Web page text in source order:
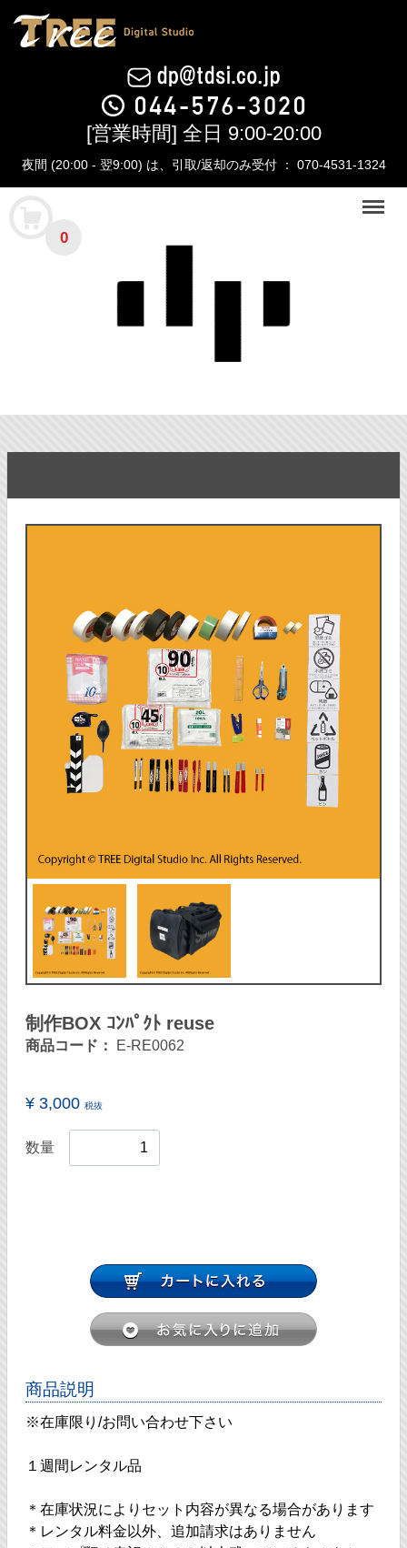
[営業時間] 全日 9:00-20:00
夜間 (20:00 - 翌9:00) は、引取/返却のみ受付 ： 070-4531-1324
0
Menu
制作BOX ｺﾝﾊﾟｸﾄ reuse
商品コード： E-RE0062
¥ 3,000 税抜
数量
商品説明
※在庫限り/お問い合わせ下さい
１週間レンタル品
＊在庫状況によりセット内容が異なる場合があります
＊レンタル料金以外、追加請求はありません